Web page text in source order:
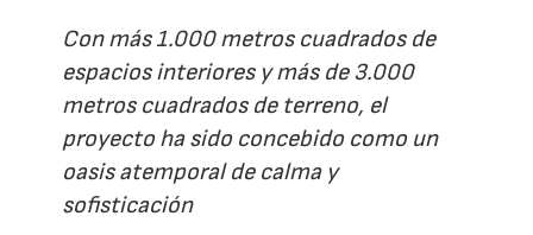
Con más 1.000 metros cuadrados de
espacios interiores y más de 3.000
metros cuadrados de terreno, el
proyecto ha sido concebido como un
oasis atemporal de calma y
sofisticación